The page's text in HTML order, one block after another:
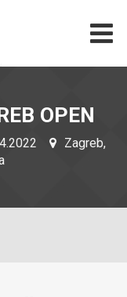
OPEN
Zagreb,